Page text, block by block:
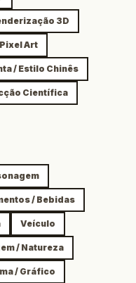
3D
Pixel Art
/ Estilo Chinês
Científica
/ Bebidas
Veículo
/ Natureza
/ Gráfico